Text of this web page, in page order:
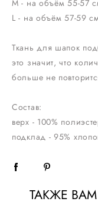
M - на объём 55-57
L - на объём 57-59
Ткань для шапок
это значит, что
больше не
Состав:
верх - 100%
подклад - 95%
ТАКЖЕ